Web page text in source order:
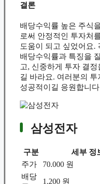
결론
배당수익률 높은 주식
로써 안정적인 투자처
도움이 되고 싶었어요.
배당수익률과 특징을
고, 신중하게 투자 결정
길 바라요. 여러분의 투
성공적이길 응원합니
삼성전자
구분
세부 정
주가
70.000 원
배당
1.200 원